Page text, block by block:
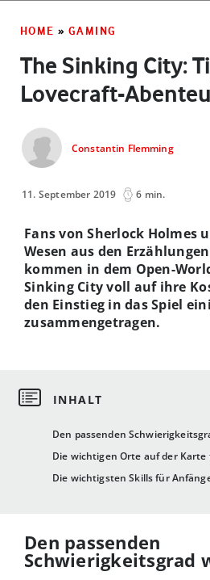
HOME » GAMING
The Sinking City:
Lovecraft-
Constantin Flemming
11. September 2019 6 min.
Den passenden
Die wichtigen Orte auf der Karte
Die wichtigsten Skills für
Fans von Sherlock Holmes
Wesen aus den
kommen in dem Open-
Sinking City voll auf ihre
den Einstieg in das Spiel
zusammengetragen.
Den passenden
Schwierigkeitsgrad